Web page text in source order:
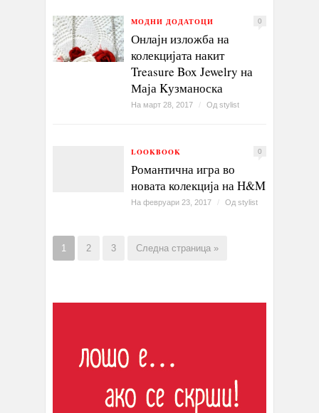
МОДНИ ДОДАТОЦИ 0
Онлајн изложба на
колекцијата накит
Treasure Box Jewelry на
Маја Kузманоска
На март 28, 2017 / Од stylist
LOOKBOOK 0
Романтична игра во
новата колекција на H&M
На февруари 23, 2017 / Од stylist
1 2 3 Следна страница »